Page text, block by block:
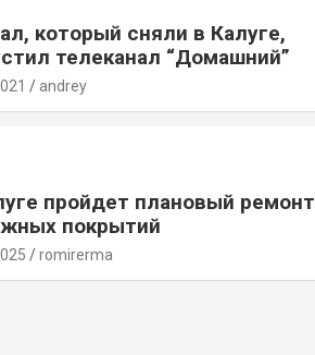
который сняли в Калуге,
телеканал “Домашний”
andrey
пройдет плановый ремонт
покрытий
romirerma